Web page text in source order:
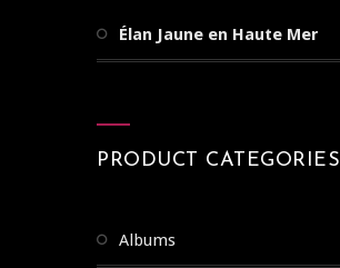
Élan Jaune en Haute Mer
PRODUCT CATEGORIES
Albums